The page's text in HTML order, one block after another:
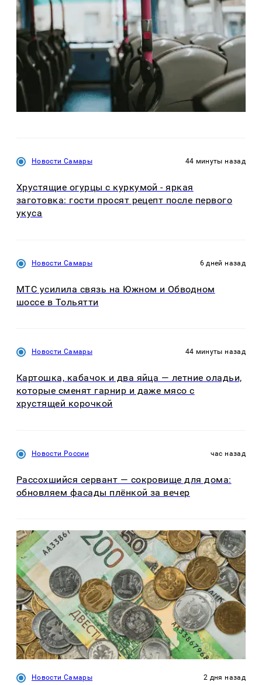
Новости Самары 44 минуты назад
Хрустящие огурцы с куркумой - яркая
заготовка: гости просят рецепт после первого
укуса
Новости Самары 6 дней назад
МТС усилила связь на Южном и Обводном
шоссе в Тольятти
Новости Самары 44 минуты назад
Картошка, кабачок и два яйца — летние оладьи,
которые сменят гарнир и даже мясо с
хрустящей корочкой
Новости России час назад
Рассохшийся сервант — сокровище для дома:
обновляем фасады плёнкой за вечер
Новости Самары 2 дня назад